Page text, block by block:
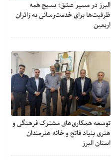
البرز در مسیر عشق؛ بسیج همه
ظرفیت‌ها برای خدمت‌رسانی به زائران
اربعین
توسعه همکاری‌های مشترک فرهنگی و
هنری بنیاد فاتح و خانه هنرمندان
استان البرز